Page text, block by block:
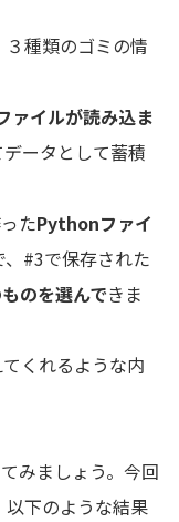
３種類のゴミの情
ァイルが読み込ま
ータとして蓄積
たPythonファイ
、#3で保存された
のを選んできま
くれるような内
みましょう。今回
下のような結果